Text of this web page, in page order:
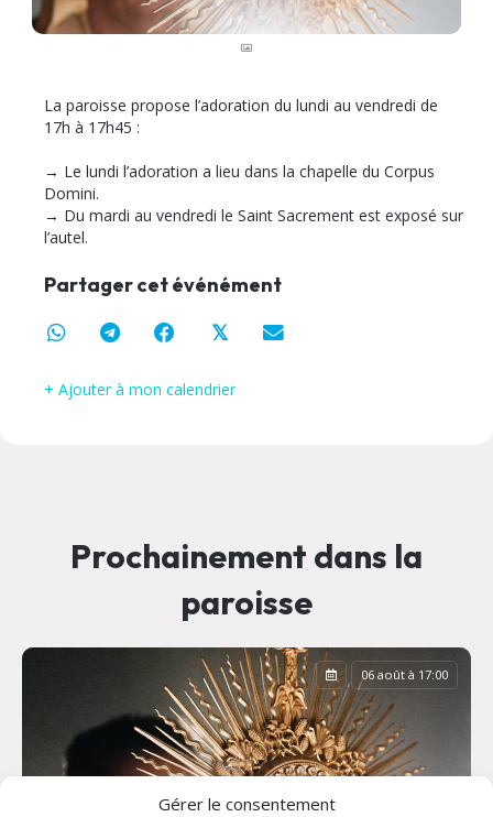
Gérer le consentement
La paroisse propose l’adoration du lundi au vendredi de
17h à 17h45 :
→ Le lundi l’adoration a lieu dans la chapelle du Corpus
Domini.
→ Du mardi au vendredi le Saint Sacrement est exposé sur
l’autel.
Partager cet événément
𝕏
+ Ajouter à mon calendrier
Prochainement dans la
paroisse
06 août à 17:00